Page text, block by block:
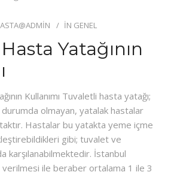
IN GENEL
Yatağının
Kullanımı Tuvaletli hasta yatağı;
olmayan, yatalak hastalar
Hastalar bu yatakta yeme içme
gibi; tuvalet ve
karşılanabilmektedir. İstanbul
verilmesi ile beraber ortalama 1 ile 3